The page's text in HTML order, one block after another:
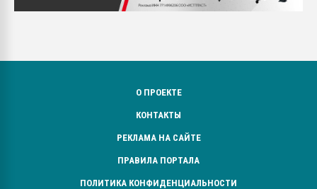
О ПРОЕКТЕ
КОНТАКТЫ
РЕКЛАМА НА САЙТЕ
ПРАВИЛА ПОРТАЛА
ПОЛИТИКА КОНФИДЕНЦИАЛЬНОСТИ